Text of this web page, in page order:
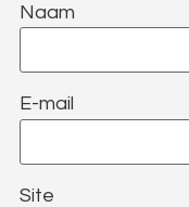
Naam
E-mail
Site